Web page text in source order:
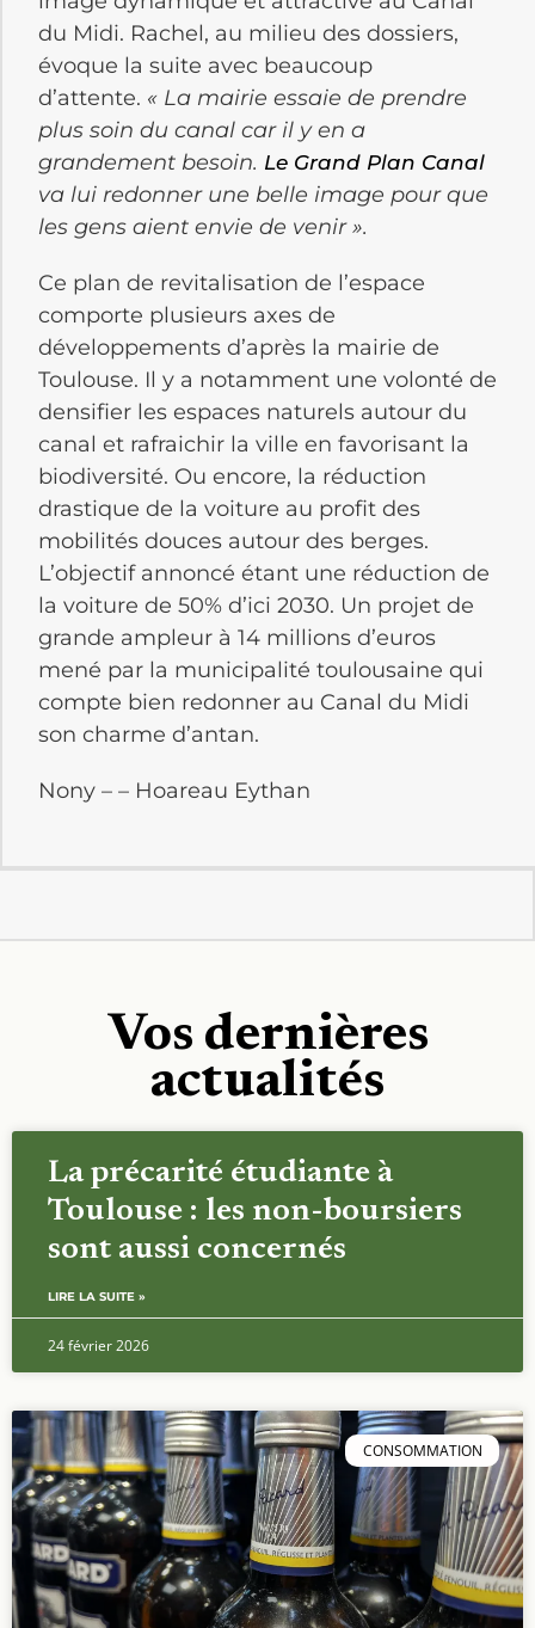
du Midi. Rachel, au milieu des dossiers,
évoque la suite avec beaucoup
d’attente. « La mairie essaie de prendre
plus soin du canal car il y en a
grandement besoin. Le Grand Plan Canal
va lui redonner une belle image pour que
les gens aient envie de venir ».
Ce plan de revitalisation de l’espace
comporte plusieurs axes de
développements d’après la mairie de
Toulouse. Il y a notamment une volonté de
densifier les espaces naturels autour du
canal et rafraichir la ville en favorisant la
biodiversité. Ou encore, la réduction
drastique de la voiture au profit des
mobilités douces autour des berges.
L’objectif annoncé étant une réduction de
la voiture de 50% d’ici 2030. Un projet de
grande ampleur à 14 millions d’euros
mené par la municipalité toulousaine qui
compte bien redonner au Canal du Midi
son charme d’antan.
Nony – – Hoareau Eythan
Vos dernières
actualités
La précarité étudiante à
Toulouse : les non-boursiers
sont aussi concernés
LIRE LA SUITE »
24 février 2026
CONSOMMATION